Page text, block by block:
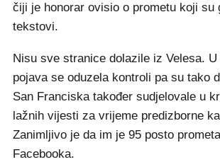
čiji je honorar ovisio o prometu koji su
tekstovi.
Nisu sve stranice dolazile iz Velesa.
pojava se oduzela kontroli pa su tako
San Franciska također sudjelovale u
lažnih vijesti za vrijeme predizborne
Zanimljivo je da im je 95 posto
Facebooka.